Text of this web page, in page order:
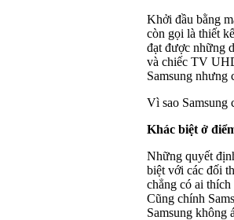
Khởi đầu bằng
còn gọi là thiết
đạt được những
và chiếc TV
Samsung nhưng
Vì sao Samsung
Khác biệt ở
Những quyết
biệt với các đối
chẳng có ai
Cũng chính
Samsung không